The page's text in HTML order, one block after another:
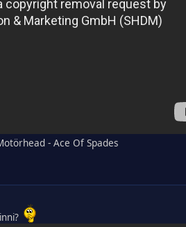
- Ace Of Spades